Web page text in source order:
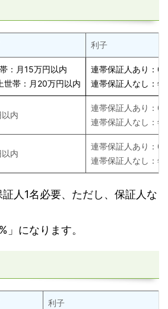
利子
：月15万円以内
世帯：月20万円以内
連帯保証人あり：
連帯保証人なし：年
内
連帯保証人あり：
連帯保証人なし：年
内
連帯保証人あり：
連帯保証人なし：年
人1名必要、ただし、保証人な
」になります。
利子